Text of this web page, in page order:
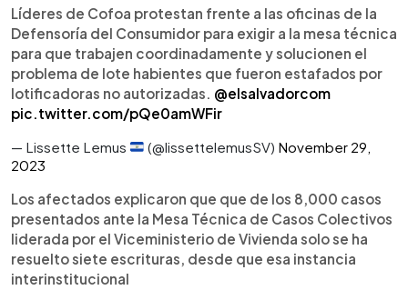
Líderes de Cofoa protestan frente a las oficinas de la
Defensoría del Consumidor para exigir a la mesa técnica
para que trabajen coordinadamente y solucionen el
problema de lote habientes que fueron estafados por
lotificadoras no autorizadas. @elsalvadorcom
pic.twitter.com/pQe0amWFir
— Lissette Lemus
(@lissettelemusSV) November 29,
2023
Los afectados explicaron que que de los 8,000 casos
presentados ante la Mesa Técnica de Casos Colectivos
liderada por el Viceministerio de Vivienda solo se ha
resuelto siete escrituras, desde que esa instancia
interinstitucional